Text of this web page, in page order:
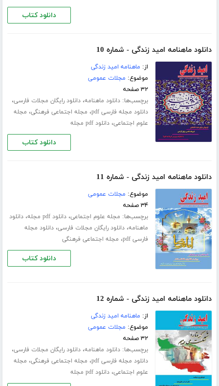
دانلود کتاب
دانلود ماهنامه امید زندگی - شماره 10
از: ماهنامه امید زندگی
موضوع: مجلات عمومی
۳۲ صفحه
برچسب‌ها:دانلود ماهنامه،دانلود رایگان مجلات فارسی،
دانلود مجله فارسی pdf ، مجله اجتماعی فرهنگی، مجله
علوم اجتماعی،دانلود pdf مجله
دانلود کتاب
دانلود ماهنامه امید زندگی - شماره 11
موضوع: مجلات عمومی
۳۴ صفحه
برچسب‌ها: مجله علوم اجتماعی،دانلود pdf مجله ،دانلود
ماهنامه،دانلود رایگان مجلات فارسی،دانلود مجله
فارسی pdf
، مجله اجتماعی فرهنگی
دانلود کتاب
دانلود ماهنامه امید زندگی - شماره 12
از: ماهنامه امید زندگی
موضوع: مجلات عمومی
۳۲ صفحه
برچسب‌ها:دانلود ماهنامه،دانلود رایگان مجلات فارسی،
دانلود مجله فارسی pdf ، مجله اجتماعی فرهنگی، مجله
علوم اجتماعی،دانلود pdf مجله